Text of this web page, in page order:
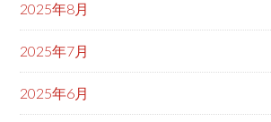
2025年8月
2025年7月
2025年6月